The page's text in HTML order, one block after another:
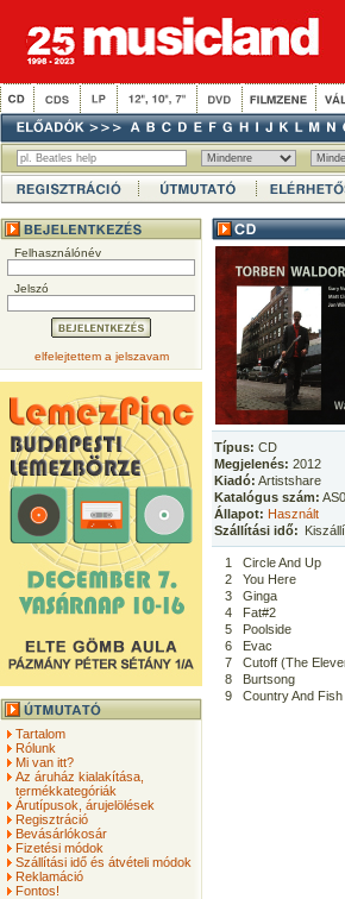
Felhasználónév
Jelszó
elfelejtettem a jelszavam
Tartalom
Rólunk
Mi van itt?
Az áruház kialakítása,
termékkategóriák
Árutípusok, árujelölések
Regisztráció
Bevásárlókosár
Fizetési módok
Szállítási idő és átvételi módok
Reklamáció
Fontos!
Típus: CD
Megjelenés: 2012
Kiadó: Artistshare
Katalógus szám:
Állapot: Használt
Szállítási idő:
1
Circle And Up
2
You Here
3
Ginga
4
Fat#2
5
Poolside
6
Evac
7
Cutoff (The
8
Burtsong
9
Country And